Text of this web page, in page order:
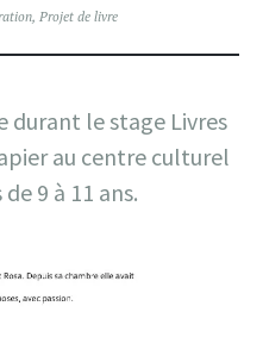
, Projet de livre
durant le stage Livres
au centre culturel
9 à 11 ans.